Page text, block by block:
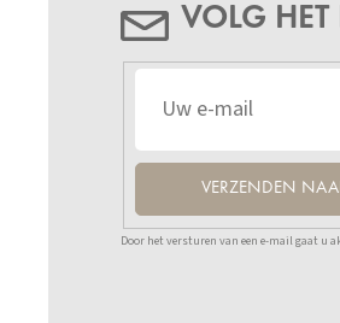
VOLG
VERZENDEN
Door het versturen van een e-mail gaat u